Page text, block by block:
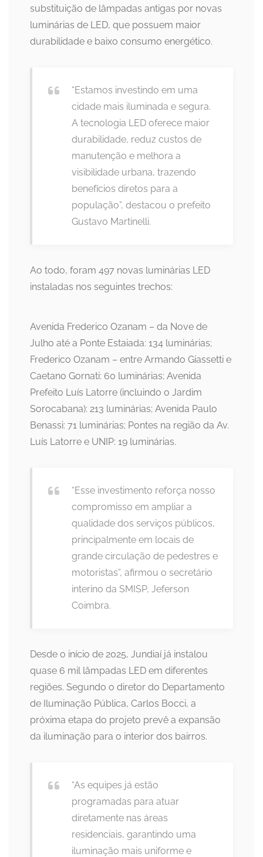
substituição de lâmpadas antigas por novas
luminárias de LED, que possuem maior
durabilidade e baixo consumo energético.
“Estamos investindo em uma
cidade mais iluminada e segura.
A tecnologia LED oferece maior
durabilidade, reduz custos de
manutenção e melhora a
visibilidade urbana, trazendo
benefícios diretos para a
população”, destacou o prefeito
Gustavo Martinelli.
Ao todo, foram 497 novas luminárias LED
instaladas nos seguintes trechos:
Avenida Frederico Ozanam – da Nove de
Julho até a Ponte Estaiada: 134 luminárias;
Frederico Ozanam – entre Armando Giassetti e
Caetano Gornati: 60 luminárias; Avenida
Prefeito Luís Latorre (incluindo o Jardim
Sorocabana): 213 luminárias; Avenida Paulo
Benassi: 71 luminárias; Pontes na região da Av.
Luís Latorre e UNIP: 19 luminárias.
“Esse investimento reforça nosso
compromisso em ampliar a
qualidade dos serviços públicos,
principalmente em locais de
grande circulação de pedestres e
motoristas”, afirmou o secretário
interino da SMISP, Jeferson
Coimbra.
Desde o início de 2025, Jundiaí já instalou
quase 6 mil lâmpadas LED em diferentes
regiões. Segundo o diretor do Departamento
de Iluminação Pública, Carlos Bocci, a
próxima etapa do projeto prevê a expansão
da iluminação para o interior dos bairros.
“As equipes já estão
programadas para atuar
diretamente nas áreas
residenciais, garantindo uma
iluminação mais uniforme e